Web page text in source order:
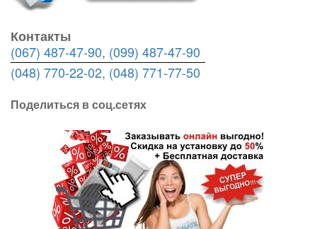
Контакты
(067) 487-47-90, (099) 487-47-90
(048) 770-22-02, (048) 771-77-50
Поделиться в соц.сетях